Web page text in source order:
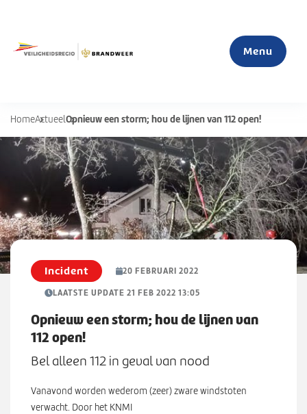
Menu
Home
Actueel
Mijn veiligheid
S
Organisatie
Werken bij
S
m
Zoeken
HomeActueelOpnieuw een storm; hou de lijnen van 112 open!
Incident
20 FEBRUARI 2022
LAATSTE UPDATE 21 FEB 2022 13:05
Opnieuw een storm; hou de lijnen van
112 open!
Bel alleen 112 in geval van nood
Vanavond worden wederom (zeer) zware windstoten
verwacht. Door het KNMI